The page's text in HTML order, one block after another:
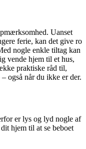
Uanset
ferie, kan det give ro
nogle enkle tiltag kan
vende hjem til et hus,
praktiske råd til,
også når du ikke er der.
er lys og lyd nogle af
hjem til at se beboet